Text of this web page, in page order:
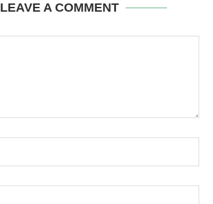
LEAVE A COMMENT